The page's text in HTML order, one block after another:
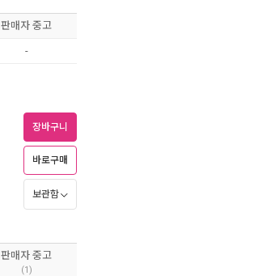
판매자 중고
-
장바구니
바로구매
보관함
판매자 중고
(1)